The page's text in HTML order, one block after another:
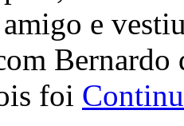
e
Bernardo
foi